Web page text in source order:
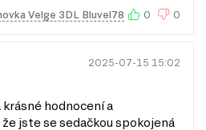
Velge 3DL Bluvel78 0 0
2025-07-15 15:02
hodnocení a
jste se sedačkou spokojená